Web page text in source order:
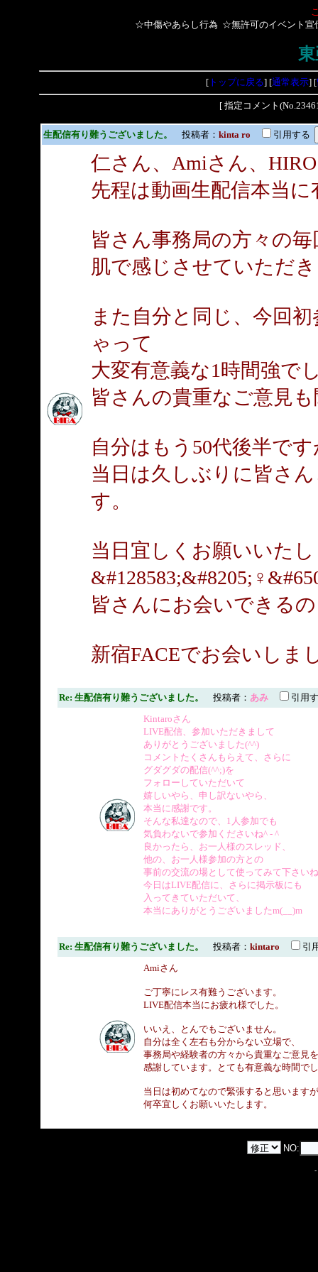
☆中傷やあらし行為 ☆無許可のイベント宣
[トップに戻る] [通常表示] [
[ 指定コメント
生配信有り難うございました。 投稿者： kinta ro 引用する
仁さん、Amiさん、
先程は動画生配信本当
皆さん事務局の方々の
肌で感じさせていただ
また自分と同じ、今回
ゃって
大変有意義な1時間強で
皆さんの貴重なご意見
自分はもう50代後半で
当日は久しぶりに皆さ
す。
当日宜しくお願いいた
皆さんにお会いできる
新宿FACEでお会いしま
Re: 生配信有り難うございました。 投稿者： あみ
引用
Kintaroさん
LIVE配信、参加いただきまして
ありがとうございました(^^)
コメントたくさんもらえて、さらに
グダグダの配信(^^;)を
フォローしていただいて
嬉しいやら、申し訳ないやら、
本当に感謝です。
そんな私達なので、1人参加でも
気負わないで参加くださいね^ - ^
良かったら、お一人様のスレッド、
他の、お一人様参加の方との
事前の交流の場として使ってみて下さい
今日はLIVE配信に、さらに掲示板にも
入ってきていただいて、
本当にありがとうございましたm(__)m
Re: 生配信有り難うございました。 投稿者： kintaro
引
Amiさん
ご丁寧にレス有難うございます。
LIVE配信本当にお疲れ様でした。
いいえ、とんでもございません。
自分は全く左右も分からない立場で、
事務局や経験者の方々から貴重なご意見
感謝しています。とても有意義な時間で
当日は初めてなので緊張すると思います
何卒宜しくお願いいたします。
NO:
-